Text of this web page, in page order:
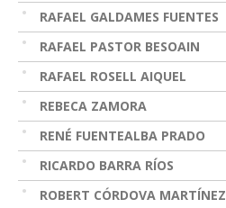
RAFAEL GALDAMES FUENTES
RAFAEL PASTOR BESOAIN
RAFAEL ROSELL AIQUEL
REBECA ZAMORA
RENÉ FUENTEALBA PRADO
RICARDO BARRA RÍOS
ROBERT CÓRDOVA MARTÍNEZ